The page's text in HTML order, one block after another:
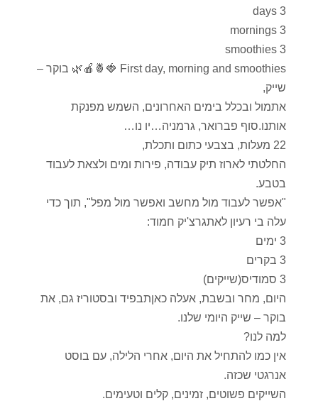
3 days
3 mornings
3 smoothies
First day, morning and smoothies 🍓🍍🍎🌿 בוקר –
שייק,
אתמול ובכלל בימים האחרונים, השמש מפנקת
אותנו.סוף פברואר, גרמניה…יו נו…
22 מעלות, בצבעי כתום ותכלת,
החלטתי לארוז תיק עבודה, פירות ומים ולצאת לעבוד
בטבע.
"אפשר לעבוד מול מחשב ואפשר מול מפל", תוך כדי
עלה בי רעיון לאתגרצ'יק חמוד:
3 ימים
3 בקרים
3 סמודיס(שייקים)
היום, מחר ובשבת, אעלה כאןתבפיד ובסטוריז גם, את
בוקר – שייק היומי שלנו.
למה לנו?
אין כמו להתחיל את היום, אחרי הלילה, עם בוסט
אנרגטי שכזה.
השייקים פשוטים, זמינים, קלים וטעימים.